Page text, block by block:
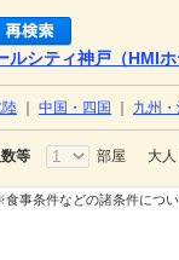
ルシティ神戸（HMIホ
中国・四国 九州
等 部屋 大人
事条件などの諸条件につ